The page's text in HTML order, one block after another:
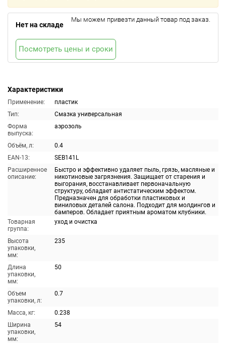
Характеристики
Применение:
пластик
Тип:
Смазка универсальная
Форма
выпуска:
аэрозоль
Объём, л:
0.4
EAN-13:
SEB141L
Расширенное
описание:
Быстро и эффективно удаляет пыль, грязь, масляные и
никотиновые загрязнения. Защищает от старения и
выгорания, восстанавливает первоначальную
структуру, обладает антистатическим эффектом.
Предназначен для обработки пластиковых и
виниловых деталей салона. Подходит для молдингов и
бамперов. Обладает приятным ароматом клубники.
Товарная
группа:
уход и очистка
Высота
упаковки,
мм:
235
Длина
упаковки,
мм:
50
Объем
упаковки, л:
0.7
Масса, кг:
0.238
Ширина
упаковки,
мм:
54
Нет на складе
Мы можем привезти данный товар под заказ.
Посмотреть цены и сроки